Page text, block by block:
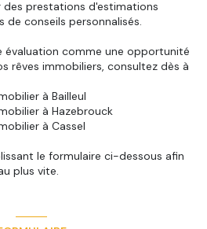
prestations d'estimations
conseils personnalisés.
évaluation comme une opportunité
rêves immobiliers, consultez dès à
à Bailleul
à Hazebrouck
à Cassel
le formulaire ci-dessous afin
plus vite.